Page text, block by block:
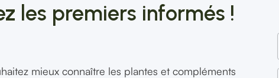
les premiers informés !
mieux connaître les plantes et compléments